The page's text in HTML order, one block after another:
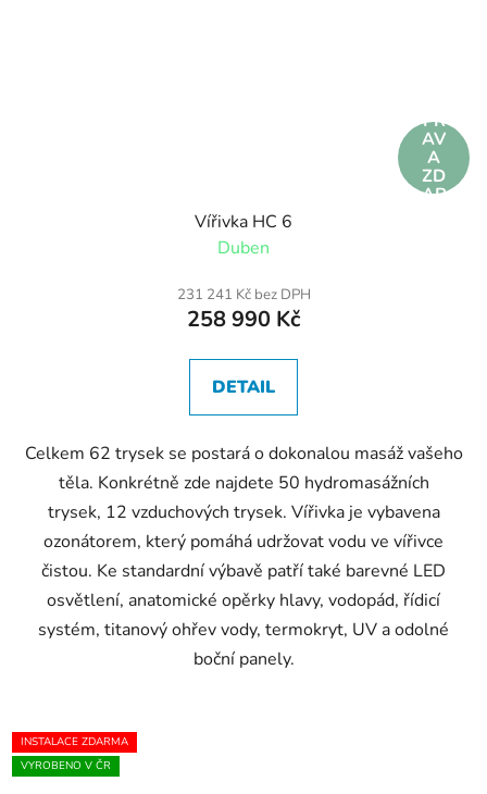
PR
AV
A
ZD
AR
Vířivka HC 6
Duben
231 241 Kč bez DPH
258 990 Kč
DETAIL
Celkem 62 trysek se postará o dokonalou masáž vašeho
těla. Konkrétně zde najdete 50 hydromasážních
trysek, 12 vzduchových trysek. Vířivka je vybavena
ozonátorem, který pomáhá udržovat vodu ve vířivce
čistou. Ke standardní výbavě patří také barevné LED
osvětlení, anatomické opěrky hlavy, vodopád, řídicí
systém, titanový ohřev vody, termokryt, UV a odolné
boční panely.
INSTALACE ZDARMA
VYROBENO V ČR